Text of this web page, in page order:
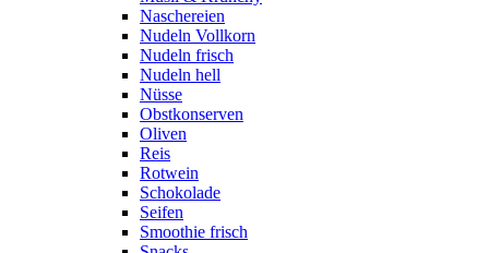
Naschereien
Nudeln Vollkorn
Nudeln frisch
Nudeln hell
Nüsse
Obstkonserven
Oliven
Reis
Rotwein
Schokolade
Seifen
Smoothie frisch